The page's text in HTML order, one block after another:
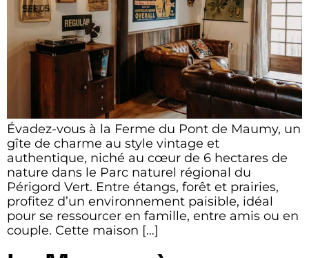
Évadez-vous à la Ferme du Pont de Maumy, un
gîte de charme au style vintage et
authentique, niché au cœur de 6 hectares de
nature dans le Parc naturel régional du
Périgord Vert. Entre étangs, forêt et prairies,
profitez d’un environnement paisible, idéal
pour se ressourcer en famille, entre amis ou en
couple. Cette maison […]